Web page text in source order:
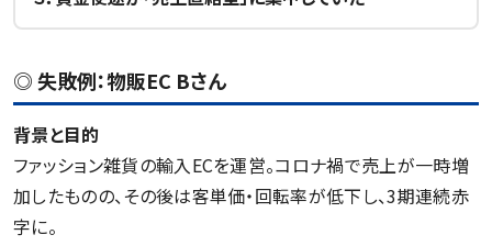
◎ 失敗例：物販EC Bさん
背景と目的
ファッション雑貨の輸入ECを運営。コロナ禍で売上が一時増
加したものの、その後は客単価・回転率が低下し、3期連続赤
字に。